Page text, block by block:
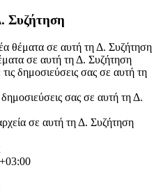
Συζήτηση
θέματα σε αυτή τη Δ. Συζήτηση
σε αυτή τη Δ. Συζήτηση
δημοσιεύσεις σας σε αυτή τη
δημοσιεύσεις σας σε αυτή τη Δ.
σε αυτή τη Δ. Συζήτηση